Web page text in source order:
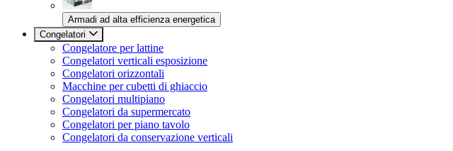
Armadi ad alta efficienza energetica
Congelatori
Congelatore per lattine
Congelatori verticali esposizione
Congelatori orizzontali
Macchine per cubetti di ghiaccio
Congelatori multipiano
Congelatori da supermercato
Congelatori per piano tavolo
Congelatori da conservazione verticali